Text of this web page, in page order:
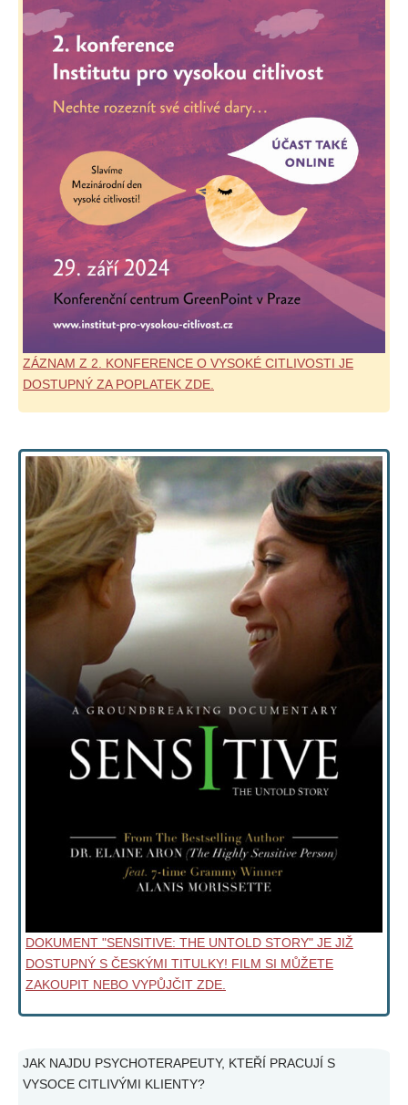
ZÁZNAM Z 2. KONFERENCE O VYSOKÉ CITLIVOSTI JE
DOSTUPNÝ ZA POPLATEK ZDE.
DOKUMENT "SENSITIVE: THE UNTOLD STORY" JE JIŽ
DOSTUPNÝ S ČESKÝMI TITULKY! FILM SI MŮŽETE
ZAKOUPIT NEBO VYPŮJČIT ZDE.
JAK NAJDU PSYCHOTERAPEUTY, KTEŘÍ PRACUJÍ S
VYSOCE CITLIVÝMI KLIENTY?